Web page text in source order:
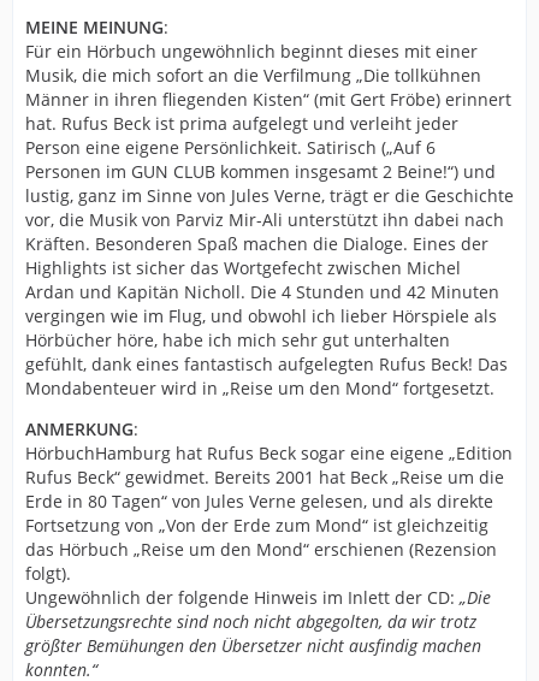
MEINE MEINUNG:
Für ein Hörbuch ungewöhnlich beginnt dieses mit einer
Musik, die mich sofort an die Verfilmung „Die tollkühnen
Männer in ihren fliegenden Kisten“ (mit Gert Fröbe) erinnert
hat. Rufus Beck ist prima aufgelegt und verleiht jeder
Person eine eigene Persönlichkeit. Satirisch („Auf 6
Personen im GUN CLUB kommen insgesamt 2 Beine!“) und
lustig, ganz im Sinne von Jules Verne, trägt er die Geschichte
vor, die Musik von Parviz Mir-Ali unterstützt ihn dabei nach
Kräften. Besonderen Spaß machen die Dialoge. Eines der
Highlights ist sicher das Wortgefecht zwischen Michel
Ardan und Kapitän Nicholl. Die 4 Stunden und 42 Minuten
vergingen wie im Flug, und obwohl ich lieber Hörspiele als
Hörbücher höre, habe ich mich sehr gut unterhalten
gefühlt, dank eines fantastisch aufgelegten Rufus Beck! Das
Mondabenteuer wird in „Reise um den Mond“ fortgesetzt.
ANMERKUNG:
HörbuchHamburg hat Rufus Beck sogar eine eigene „Edition
Rufus Beck“ gewidmet. Bereits 2001 hat Beck „Reise um die
Erde in 80 Tagen“ von Jules Verne gelesen, und als direkte
Fortsetzung von „Von der Erde zum Mond“ ist gleichzeitig
das Hörbuch „Reise um den Mond“ erschienen (Rezension
folgt).
Ungewöhnlich der folgende Hinweis im Inlett der CD: „Die
Übersetzungsrechte sind noch nicht abgegolten, da wir trotz
größter Bemühungen den Übersetzer nicht ausfindig machen
konnten.“